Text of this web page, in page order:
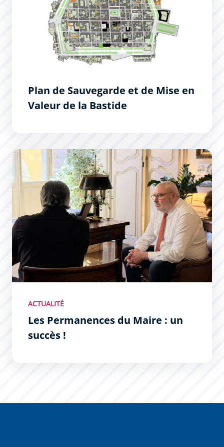
Plan de Sauvegarde et de Mise en
Valeur de la Bastide
Les Permanences du Maire : un succès !
ACTUALITÉ
Les Permanences du Maire : un
succès !